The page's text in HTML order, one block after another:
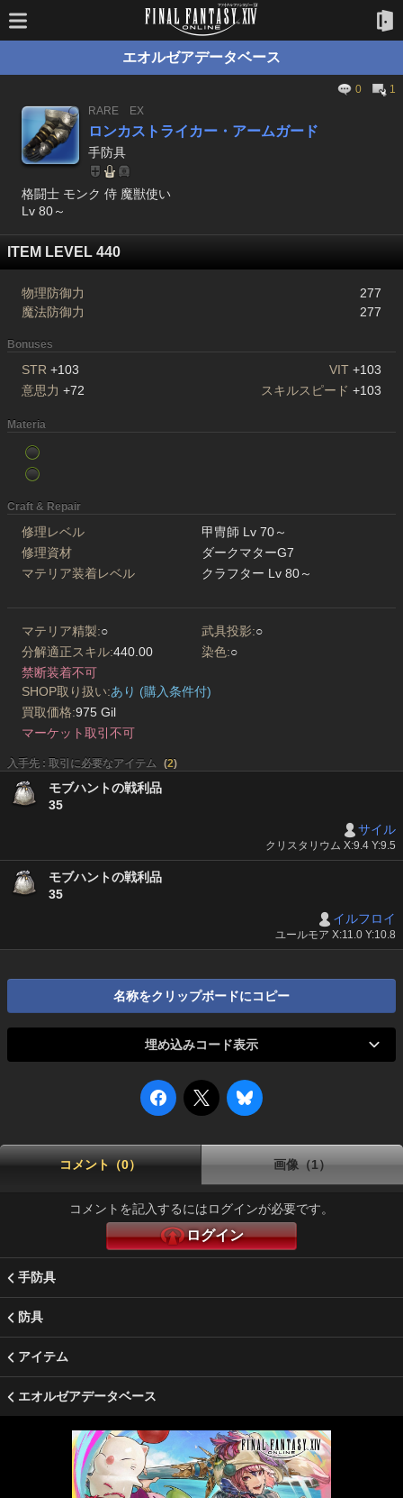
エオルゼアデータベース
0
1
RARE
EX
ロンカストライカー・アームガード
手防具
格闘士 モンク 侍 魔獣使い
Lv 80～
ITEM LEVEL 440
物理防御力
277
魔法防御力
277
Bonuses
STR +103 VIT +103
意思力 +72 スキルスピード +103
Materia
Craft & Repair
修理レベル
甲冑師 Lv 70～
修理資材
ダークマターG7
マテリア装着レベル
クラフター Lv 80～
マテリア精製:○ 武具投影:○
分解適正スキル:440.00 染色:○
禁断装着不可
SHOP取り扱い:あり (購入条件付)
買取価格:975 Gil
マーケット取引不可
入手先 : 取引に必要なアイテム (2)
モブハントの戦利品
35
サイル
クリスタリウム X:9.4 Y:9.5
モブハントの戦利品
35
イルフロイ
ユールモア X:11.0 Y:10.8
名称をクリップボードにコピー
埋め込みコード表示
コメント（0） 画像（1）
コメントを記入するにはログインが必要です。
ログイン
手防具
防具
アイテム
エオルゼアデータベース